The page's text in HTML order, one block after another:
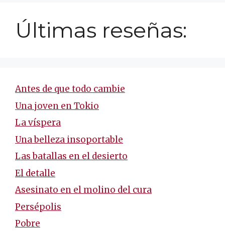
Últimas reseñas:
Antes de que todo cambie
Una joven en Tokio
La víspera
Una belleza insoportable
Las batallas en el desierto
El detalle
Asesinato en el molino del cura
Persépolis
Pobre